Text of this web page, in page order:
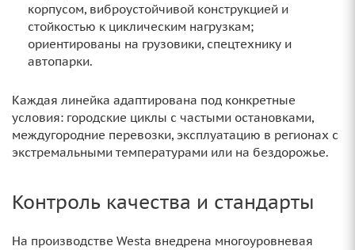
корпусом, виброустойчивой конструкцией и
стойкостью к циклическим нагрузкам;
ориентированы на грузовики, спецтехнику и
автопарки.
Каждая линейка адаптирована под конкретные
условия: городские циклы с частыми остановками,
междугородние перевозки, эксплуатацию в регионах с
экстремальными температурами или на бездорожье.
Контроль качества и стандарты
На производстве Westa внедрена многоуровневая